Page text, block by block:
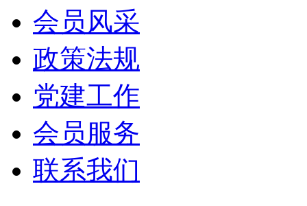
会员风采
政策法规
党建工作
会员服务
联系我们